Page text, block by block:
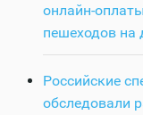
онлайн-
пешеходов на
Российские
обследовали